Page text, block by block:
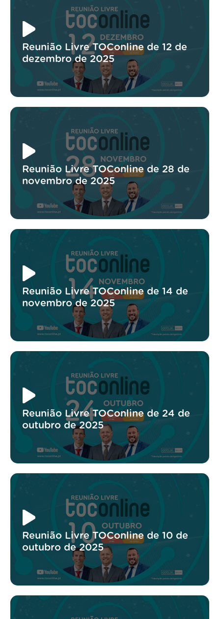
Reunião Livre TOConline de 12 de
dezembro de 2025
Reunião Livre TOConline de 28 de
novembro de 2025
Reunião Livre TOConline de 14 de
novembro de 2025
Reunião Livre TOConline de 24 de
outubro de 2025
Reunião Livre TOConline de 10 de
outubro de 2025